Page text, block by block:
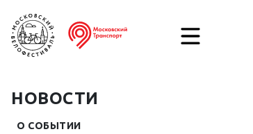
НОВОСТИ
О СОБЫТИИ